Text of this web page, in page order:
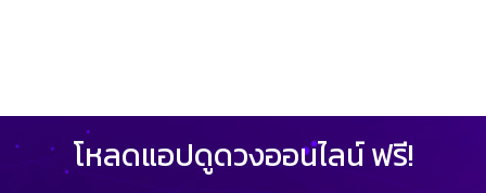
โหลดแอปดูดวงออนไลน์ ฟรี!